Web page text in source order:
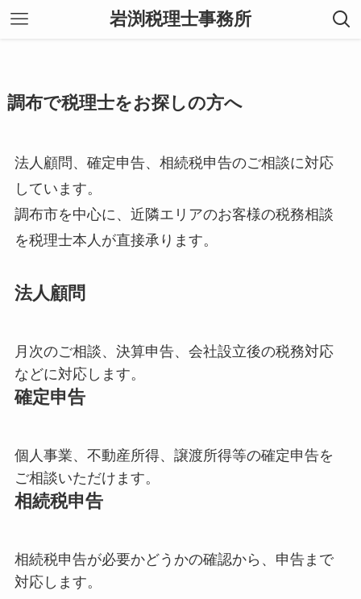
岩渕税理士事務所
調布で税理士をお探しの方へ
法人顧問、確定申告、相続税申告のご相談に対応
しています。
調布市を中心に、近隣エリアのお客様の税務相談
を税理士本人が直接承ります。
法人顧問
月次のご相談、決算申告、会社設立後の税務対応
などに対応します。
確定申告
個人事業、不動産所得、譲渡所得等の確定申告を
ご相談いただけます。
相続税申告
相続税申告が必要かどうかの確認から、申告まで
対応します。